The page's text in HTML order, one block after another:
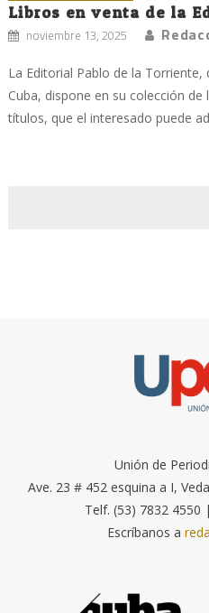
Libros en venta de la
noviembre 13, 2025
La Editorial Pablo de la
Cuba, dispone en su colección
títulos, que el interesado puede
Unión de
Ave. 23 # 452 esquina a I,
Telf. (53) 7832 4550
Escríbanos a